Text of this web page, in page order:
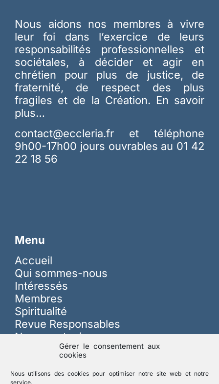
Gérer le consentement aux
cookies
Nous utilisons des cookies pour optimiser notre site web et notre
service.
Nous aidons nos membres à vivre
leur foi dans l’exercice de leurs
responsabilités professionnelles et
sociétales, à décider et agir en
chrétien pour plus de justice, de
fraternité, de respect des plus
fragiles et de la Création. En savoir
plus…
contact@eccleria.fr et téléphone
9h00-17h00 jours ouvrables au 01 42
22 18 56
Menu
Accueil
Qui sommes-nous
Intéressés
Membres
Spiritualité
Revue Responsables
Nous soutenir